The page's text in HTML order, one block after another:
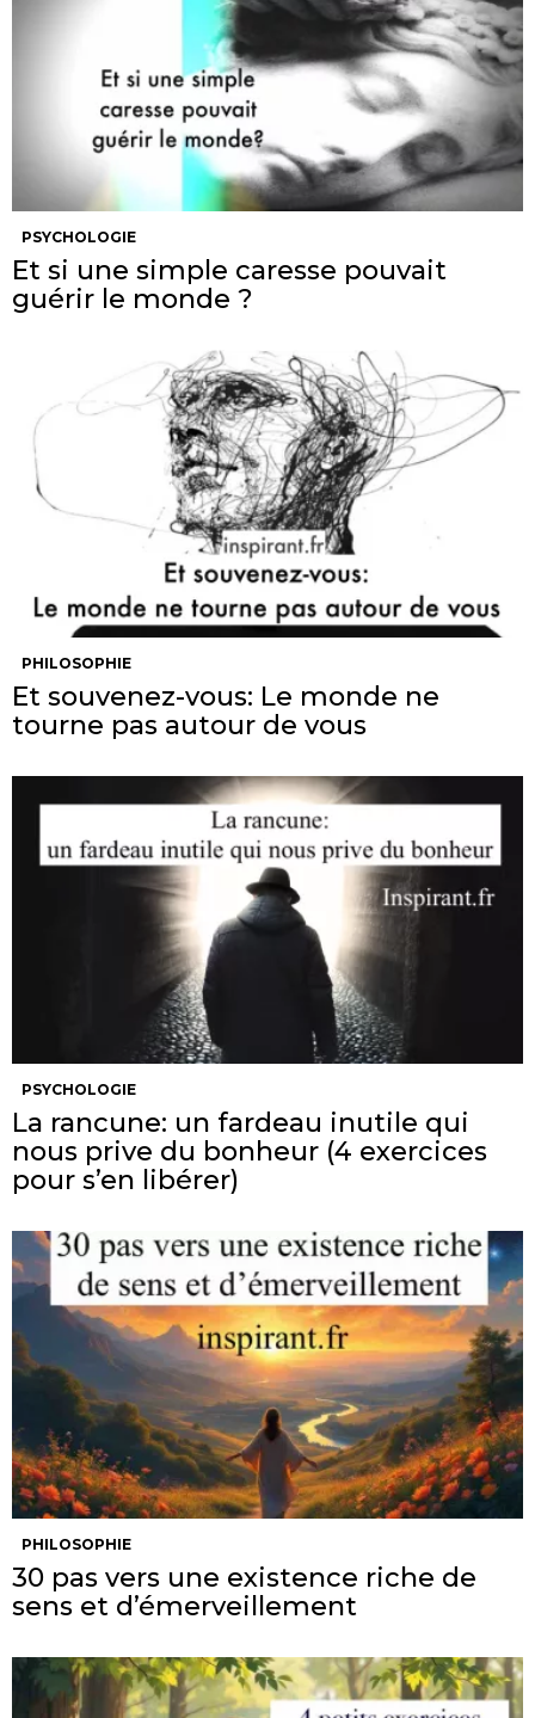
PSYCHOLOGIE
Et si une simple caresse pouvait
guérir le monde ?
PHILOSOPHIE
Et souvenez-vous: Le monde ne
tourne pas autour de vous
PSYCHOLOGIE
La rancune: un fardeau inutile qui
nous prive du bonheur (4 exercices
pour s’en libérer)
PHILOSOPHIE
30 pas vers une existence riche de
sens et d’émerveillement